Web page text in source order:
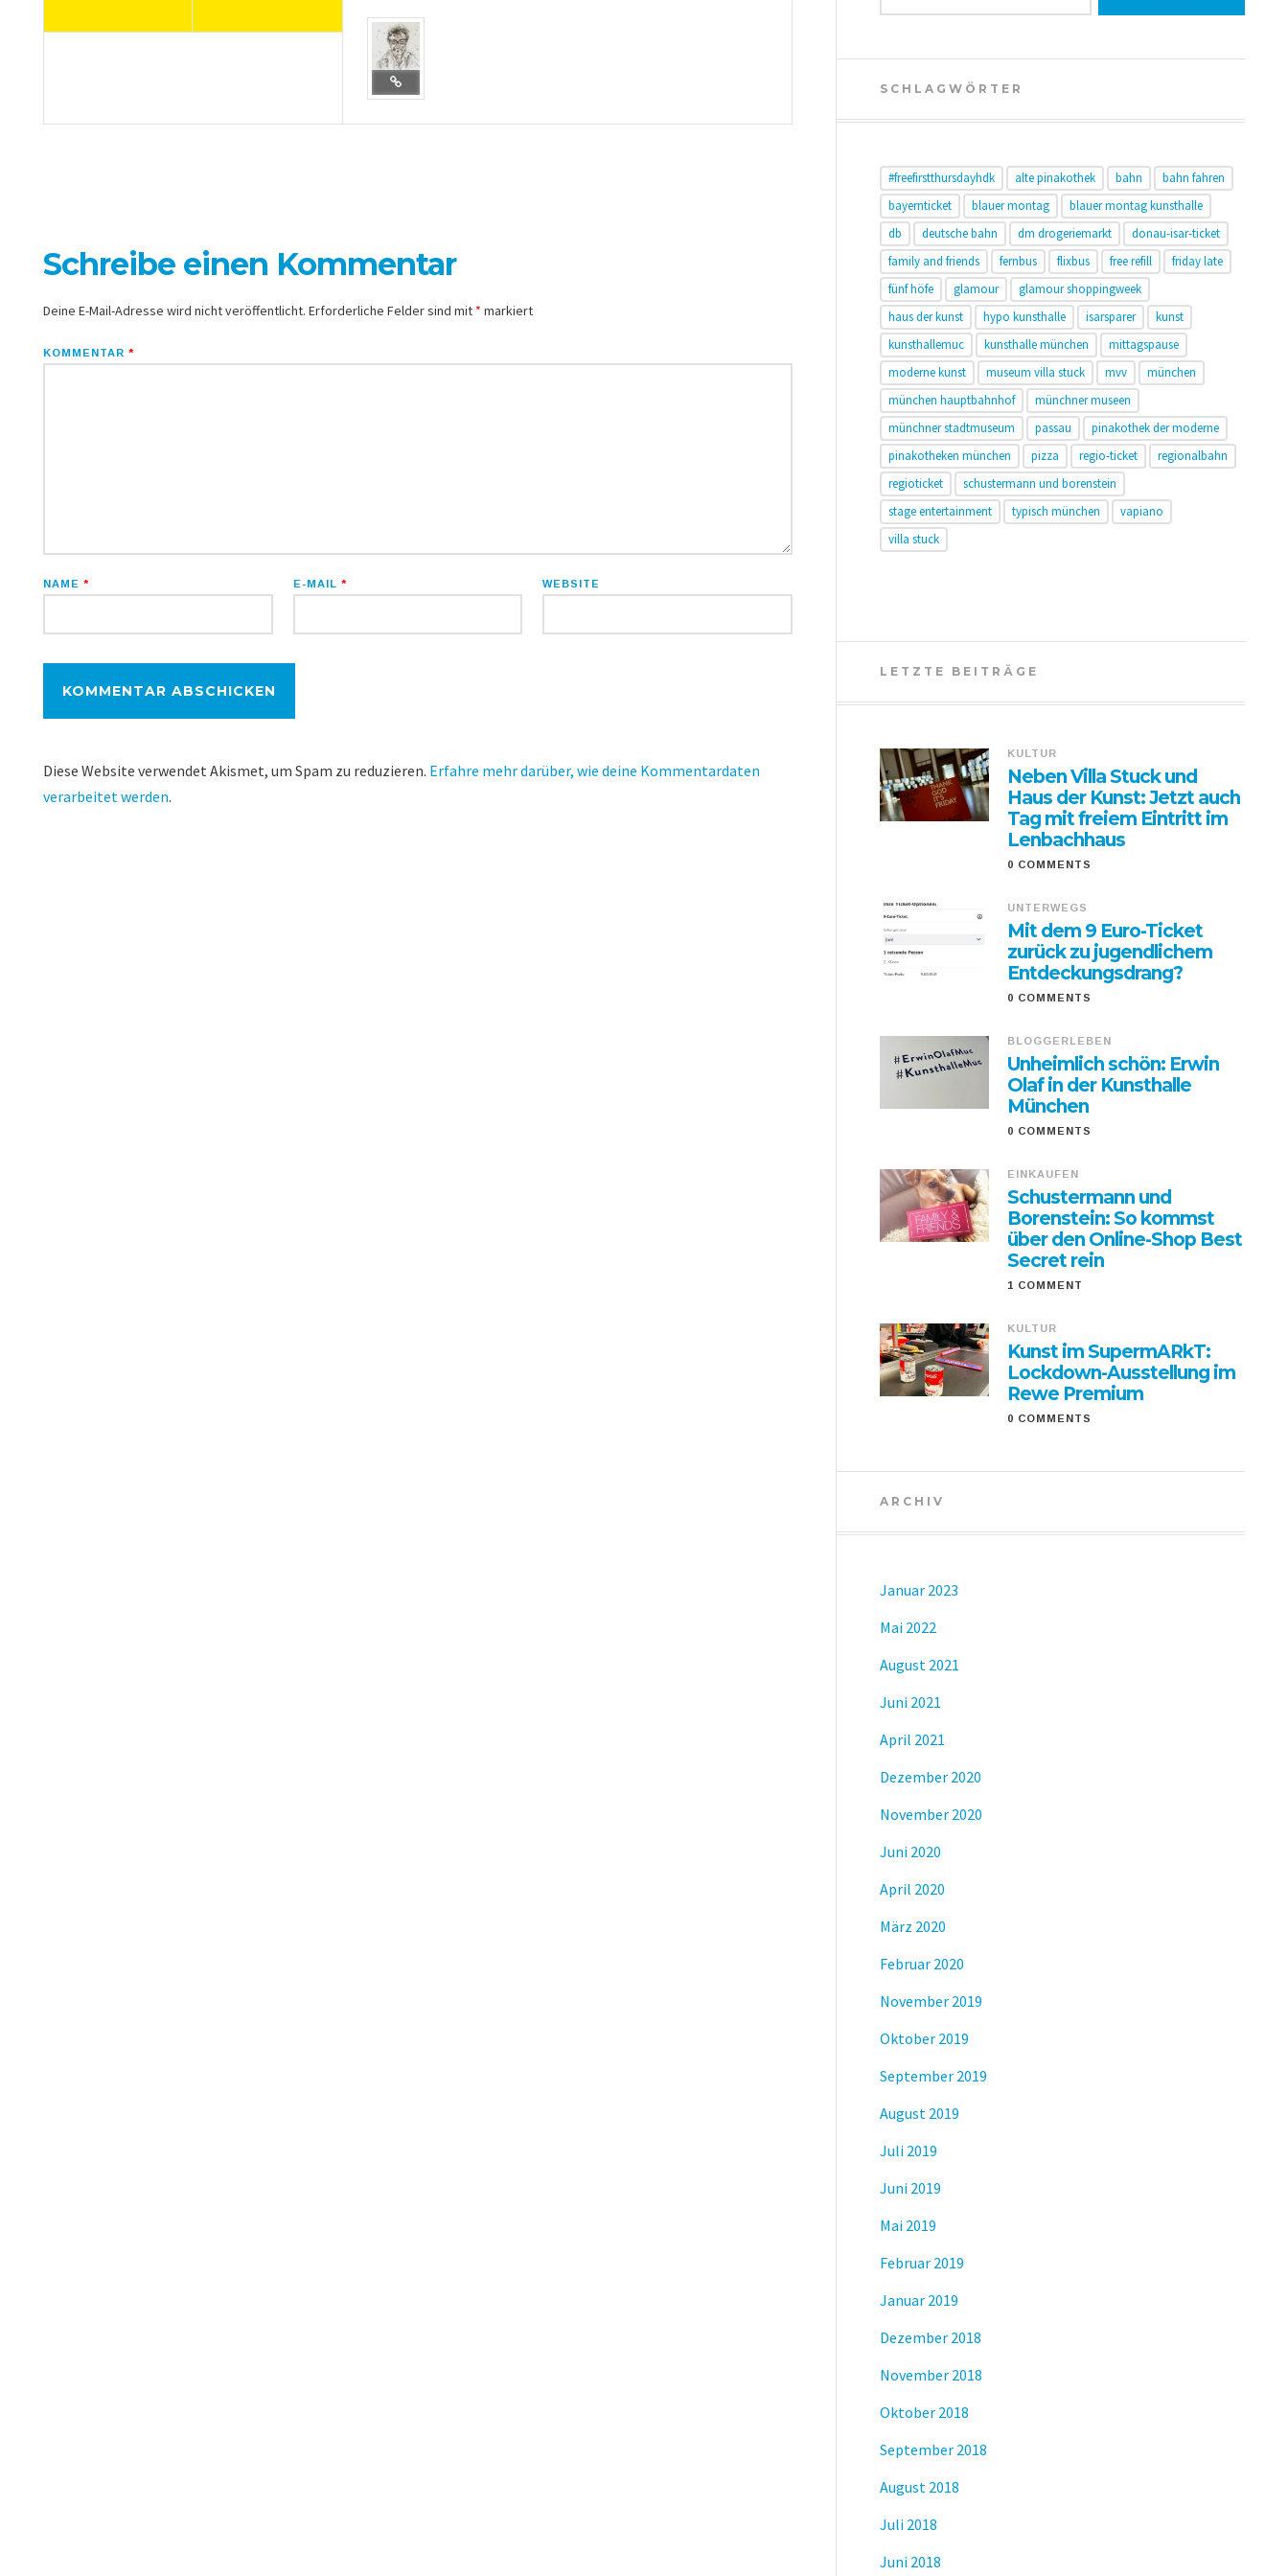
Schreibe einen Kommentar
Deine E-Mail-Adresse wird nicht veröffentlicht. Erforderliche Felder sind mit * markiert
KOMMENTAR *
NAME * E-MAIL * WEBSITE
Diese Website verwendet Akismet, um Spam zu reduzieren. Erfahre mehr darüber, wie deine Kommentardaten
verarbeitet werden.
SCHLAGWÖRTER
#freefirstthursdayhdk alte pinakothek bahn
bahn fahren
bayernticket
blauer montag
blauer montag kunsthalle
db
deutsche bahn dm drogeriemarkt
donau-isar-ticket
family and friends
fernbus flixbus free refill
friday late
fünf höfe
glamour
glamour shoppingweek
haus der kunst
hypo kunsthalle isarsparer
kunst
kunsthallemuc
kunsthalle münchen
mittagspause
moderne kunst
museum villa stuck mvv
münchen
münchen hauptbahnhof
münchner museen
münchner stadtmuseum
passau
pinakothek der moderne
pinakotheken münchen
pizza regio-ticket
regionalbahn
regioticket
schustermann und borenstein
stage entertainment
typisch münchen
vapiano
villa stuck
LETZTE BEITRÄGE
KULTUR
Neben Villa Stuck und
Haus der Kunst: Jetzt auch
Tag mit freiem Eintritt im
Lenbachhaus
0 COMMENTS
UNTERWEGS
Mit dem 9 Euro-Ticket
zurück zu jugendlichem
Entdeckungsdrang?
0 COMMENTS
BLOGGERLEBEN
Unheimlich schön: Erwin
Olaf in der Kunsthalle
München
0 COMMENTS
EINKAUFEN
Schustermann und
Borenstein: So kommst
über den Online-Shop Best
Secret rein
1 COMMENT
KULTUR
Kunst im SupermARkT:
Lockdown-Ausstellung im
Rewe Premium
0 COMMENTS
ARCHIV
Januar 2023
Mai 2022
August 2021
Juni 2021
April 2021
Dezember 2020
November 2020
Juni 2020
April 2020
März 2020
Februar 2020
November 2019
Oktober 2019
September 2019
August 2019
Juli 2019
Juni 2019
Mai 2019
Februar 2019
Januar 2019
Dezember 2018
November 2018
Oktober 2018
September 2018
August 2018
Juli 2018
Juni 2018